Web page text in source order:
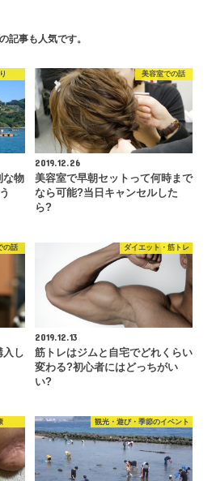
記事も人気です。
な物
美容室での話
2019.12.26
美容室で早朝セットって何時まで
なら可能?当日キャンセルした
ら?
の話
入し
ダイエット・筋トレ
2019.12.13
筋トレはジムと自宅でどれくらい
変わる?初心者にはどっちがい
い?
観光・遊び・季節のイベント